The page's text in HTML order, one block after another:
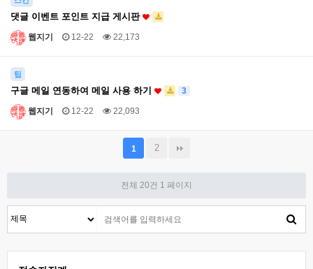
댓글 이벤트 포인트 지급 게시판
웹지기 12-22 22,173
팁
구글 메일 연동하여 메일 사용 하기 3
웹지기 12-22 22,093
1 2
전체 20건 1 페이지